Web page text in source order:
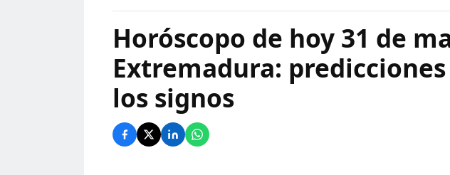
Horóscopo de hoy 31 de
Extremadura:
los signos